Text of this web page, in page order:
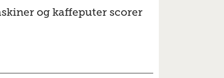
og kaffeputer scorer